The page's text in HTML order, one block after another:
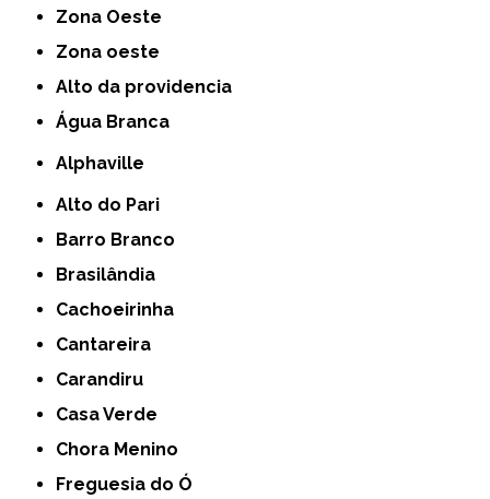
Zona Oeste
Zona oeste
alto da providencia
Água Branca
Alphaville
Alto do Pari
Barro Branco
Brasilândia
Cachoeirinha
Cantareira
Carandiru
Casa Verde
Chora Menino
Freguesia do Ó